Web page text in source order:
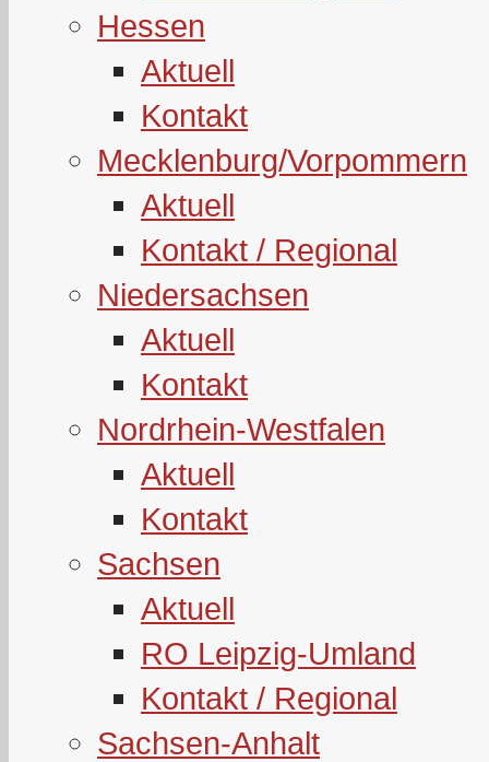
Hessen
Aktuell
Kontakt
Mecklenburg/Vorpommern
Aktuell
Kontakt / Regional
Niedersachsen
Aktuell
Kontakt
Nordrhein-Westfalen
Aktuell
Kontakt
Sachsen
Aktuell
RO Leipzig-Umland
Kontakt / Regional
Sachsen-Anhalt